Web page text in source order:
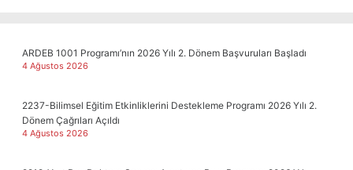
ARDEB 1001 Programı’nın 2026 Yılı 2. Dönem Başvuruları Başladı
4 Ağustos 2026
2237-Bilimsel Eğitim Etkinliklerini Destekleme Programı 2026 Yılı 2.
Dönem Çağrıları Açıldı
4 Ağustos 2026